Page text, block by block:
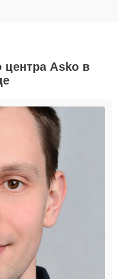
центра Asko в